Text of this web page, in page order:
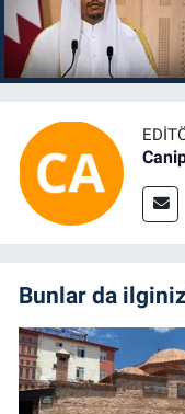
Bunlar da